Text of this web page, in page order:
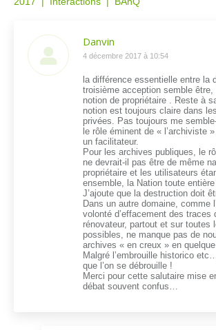
Danvin
dit
4 décembre 2017 à 10:54
la différence essentielle entre la
troisième acception semble
notion de propriétaire . Reste à
notion est toujours claire dans
privées. Pas toujours me
le rôle éminent de « l’archiviste
un facilitateur.
Pour les archives publiques, le
ne devrait-il pas être de même
propriétaire et les utilisateurs
ensemble, la Nation toute
J’ajoute que la destruction doit
Dans un autre domaine, comme
volonté d’effacement des traces
rénovateur, partout et sur toutes
possibles, ne manque pas de
archives « en creux » en
Malgré l’embrouille historico
que l’on se débrouille !
Merci pour cette salutaire mise
débat souvent confus…